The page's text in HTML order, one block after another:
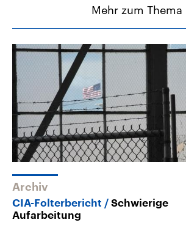
Mehr zum Thema
Archiv
CIA-Folterbericht
Schwierige
Aufarbeitung